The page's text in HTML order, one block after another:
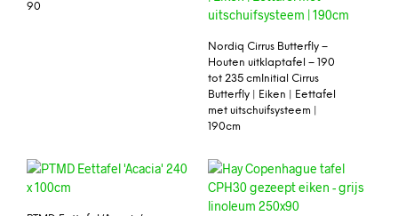
90
Nordiq Cirrus Butterfly –
Houten uitklaptafel – 190
tot 235 cmInitial Cirrus
Butterfly | Eiken | Eettafel
met uitschuifsysteem |
190cm